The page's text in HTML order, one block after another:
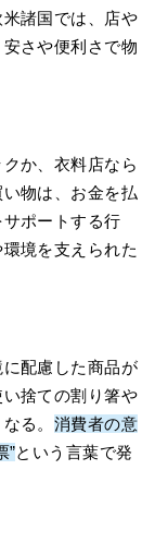
米諸国では、店や
さや便利さで物
か、衣料店なら
物は、お金を払
ポートする行
境を支えられた
配慮した商品が
捨ての割り箸や
る。 消費者の意
”という言葉で発